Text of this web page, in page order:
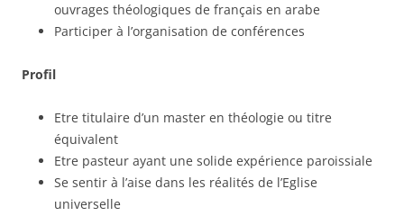
ouvrages théologiques de français en arabe
Participer à l’organisation de conférences
Profil
Etre titulaire d’un master en théologie ou titre
équivalent
Etre pasteur ayant une solide expérience paroissiale
Se sentir à l’aise dans les réalités de l’Eglise
universelle